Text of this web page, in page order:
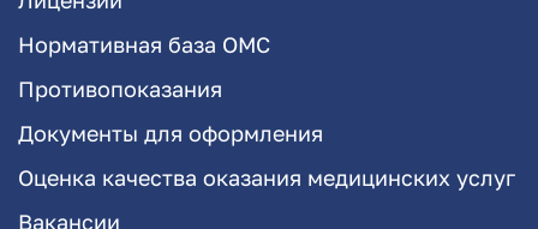
Нормативная база ОМС
Противопоказания
Документы для оформления
Оценка качества оказания медицинских услуг
Вакансии